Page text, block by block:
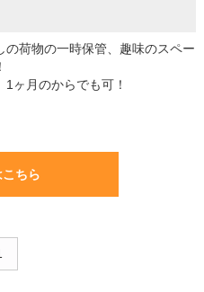
荷物の一時保管、趣味のスペー
ヶ月のからでも可！
ちら